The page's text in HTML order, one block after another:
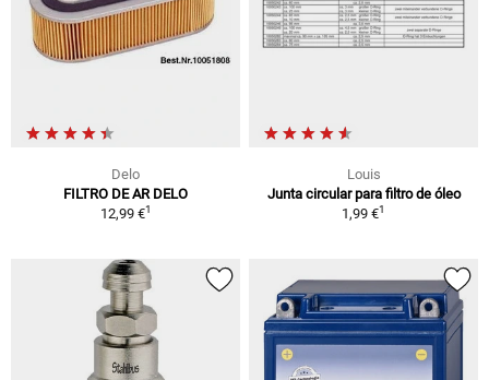
Delo
FILTRO DE AR DELO
12,99 €1
Louis
Junta circular para filtro de óleo
1,99 €1